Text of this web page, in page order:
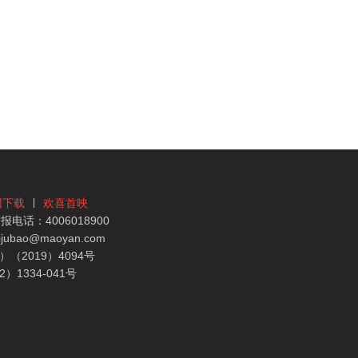
下载
欢喜首映
电话：4006018900
（2019）4094号
）1334-041号